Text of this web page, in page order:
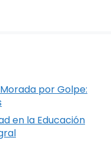
por Golpe:
en la Educación